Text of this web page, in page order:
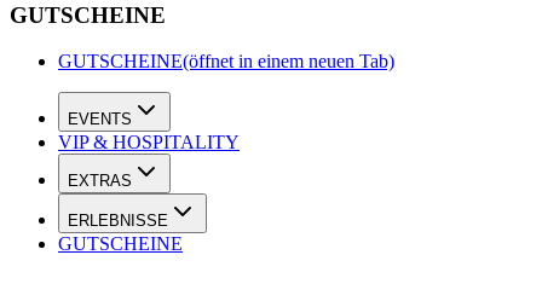
GUTSCHEINE
GUTSCHEINE(öffnet in einem neuen Tab)
EVENTS
VIP & HOSPITALITY
EXTRAS
ERLEBNISSE
GUTSCHEINE